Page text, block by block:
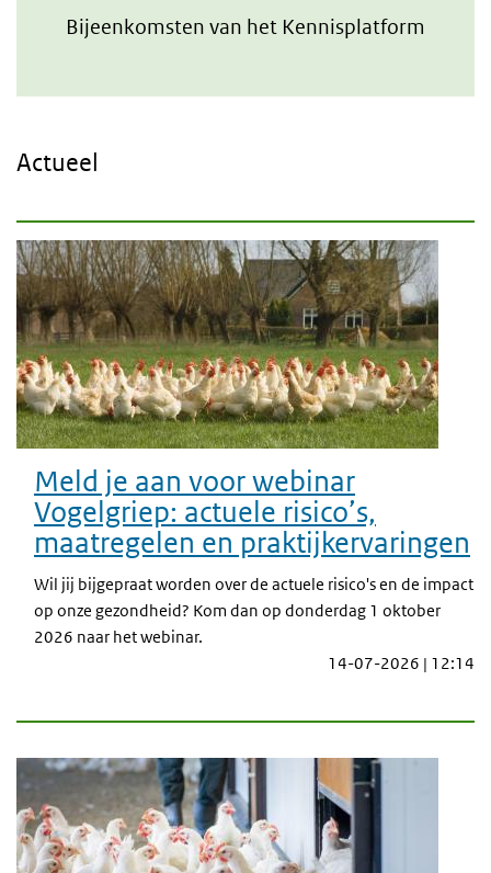
Bijeenkomsten van het Kennisplatform
Actueel
Meld je aan voor webinar
Vogelgriep: actuele risico’s,
maatregelen en praktijkervaringen
Wil jij bijgepraat worden over de actuele risico's en de impact
op onze gezondheid? Kom dan op donderdag 1 oktober
2026 naar het webinar.
14-07-2026 | 12:14